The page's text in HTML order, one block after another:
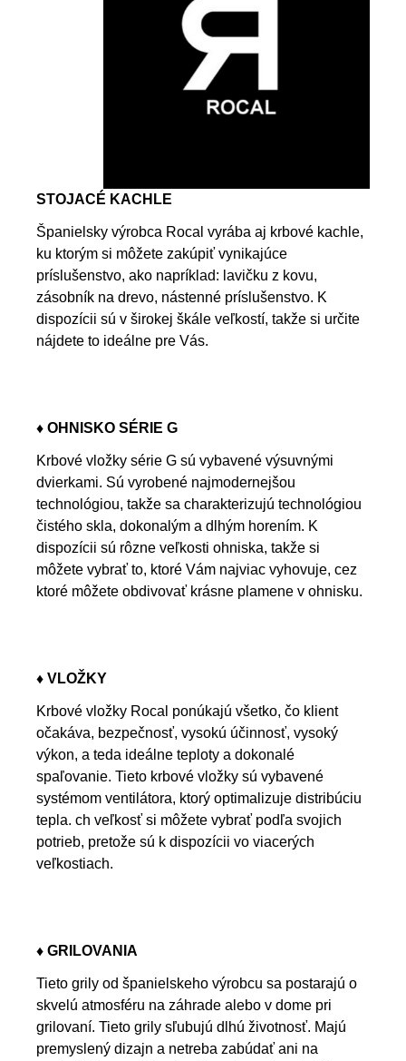
STOJACÉ KACHLE
Španielsky výrobca Rocal vyrába aj krbové kachle,
ku ktorým si môžete zakúpiť vynikajúce
príslušenstvo, ako napríklad: lavičku z kovu,
zásobník na drevo, nástenné príslušenstvo. K
dispozícii sú v širokej škále veľkostí, takže si určite
nájdete to ideálne pre Vás.
♦ OHNISKO SÉRIE G
Krbové vložky série G sú vybavené výsuvnými
dvierkami. Sú vyrobené najmodernejšou
technológiou, takže sa charakterizujú technológiou
čistého skla, dokonalým a dlhým horením. K
dispozícii sú rôzne veľkosti ohniska, takže si
môžete vybrať to, ktoré Vám najviac vyhovuje, cez
ktoré môžete obdivovať krásne plamene v ohnisku.
♦ VLOŽKY
Krbové vložky Rocal ponúkajú všetko, čo klient
očakáva, bezpečnosť, vysokú účinnosť, vysoký
výkon, a teda ideálne teploty a dokonalé
spaľovanie. Tieto krbové vložky sú vybavené
systémom ventilátora, ktorý optimalizuje distribúciu
tepla. ch veľkosť si môžete vybrať podľa svojich
potrieb, pretože sú k dispozícii vo viacerých
veľkostiach.
♦ GRILOVANIA
Tieto grily od španielskeho výrobcu sa postarajú o
skvelú atmosféru na záhrade alebo v dome pri
grilovaní. Tieto grily sľubujú dlhú životnosť. Majú
premyslený dizajn a netreba zabúdať ani na